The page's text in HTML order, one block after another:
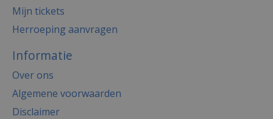
Mijn tickets
Herroeping aanvragen
Informatie
Over ons
Algemene voorwaarden
Disclaimer